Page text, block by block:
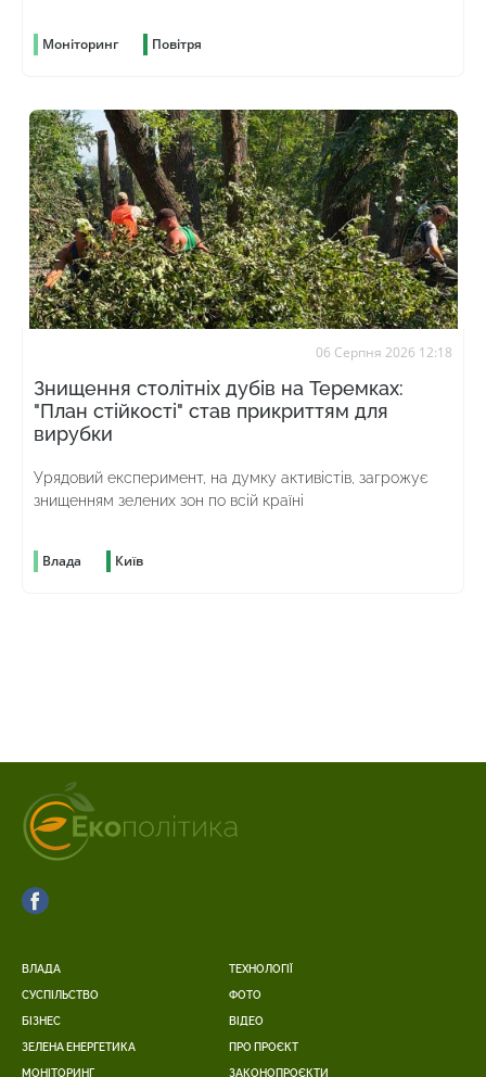
Моніторинг Повітря
06 Серпня 2026 12:18
Знищення столітніх дубів на Теремках:
"План стійкості" став прикриттям для
вирубки
Урядовий експеримент, на думку активістів, загрожує
знищенням зелених зон по всій країні
Влада Київ
ВЛАДА
СУСПІЛЬСТВО
БІЗНЕС
ЗЕЛЕНА ЕНЕРГЕТИКА
МОНІТОРИНГ
ТЕХНОЛОГІЇ
ФОТО
ВІДЕО
ПРО ПРОЄКТ
ЗАКОНОПРОЄКТИ